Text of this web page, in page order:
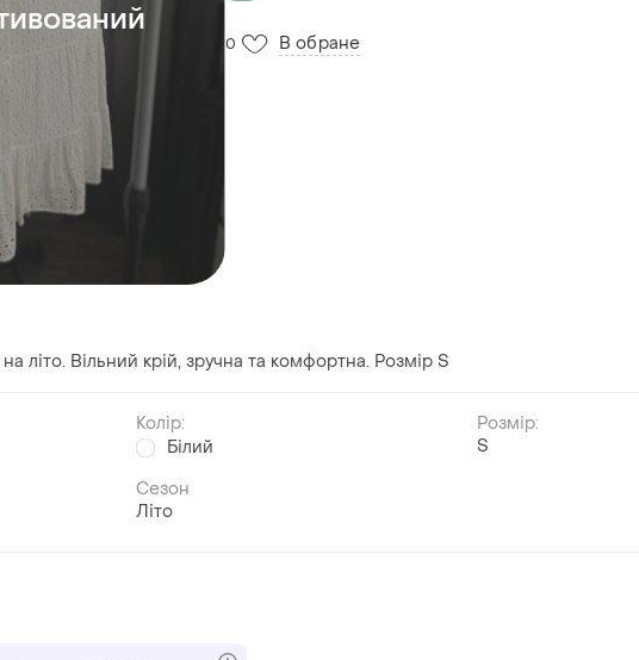
0 В обране
літо. Вільний крій, зручна та комфортна. Розмір S
Колір:
Білий
Розмір:
S
Сезон
Літо